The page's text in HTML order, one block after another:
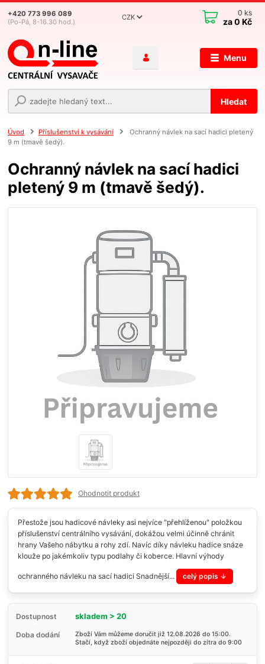
Menu
CZK
Hledat
+420 773 996 089
(Po-Pá, 8-16.30 hod.)
0 ks
za0 Kč
Úvod Příslušenství k vysávání
Ochranný návlek na sací hadici pletený
9 m (tmavě šedý).
Ochranný návlek na sací hadici
pletený 9 m (tmavě šedý).
Ohodnotit produkt
Přestože jsou hadicové návleky asi nejvíce "přehlíženou" položkou
příslušenství centrálního vysávání, dokážou velmi účinně chránit
hrany Vašeho nábytku a rohy zdí. Navíc díky návleku hadice snáze
klouže po jakémkoliv typu podlahy či koberce. Hlavní výhody
ochranného návleku na sací hadici Snadnější... celý popis
Dostupnost skladem > 20
Doba dodání
Zboží Vám můžeme doručit již 12.08.2026 do 15:00.
Stačí, když zboží objednáte nejpozději do zítra do 9:00